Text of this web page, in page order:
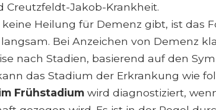
Creutzfeldt-Jakob-Krankheit.
Heilung für Demenz gibt, ist das
Bei Anzeichen von Demenz
nach Stadien, basierend auf den
das Stadium der Erkrankung wie
Frühstadiumwird diagnostiziert,